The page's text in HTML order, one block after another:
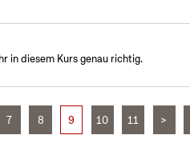
in diesem Kurs genau richtig.
7 8 9 10 11 >